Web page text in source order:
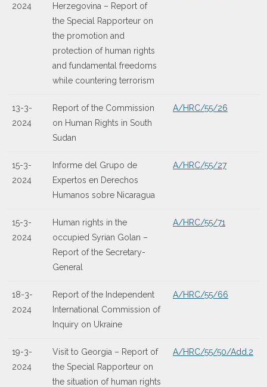
2024
Herzegovina – Report of
the Special Rapporteur on
the promotion and
protection of human rights
and fundamental freedoms
while countering terrorism
13-3-
2024
Report of the Commission
on Human Rights in South
Sudan
A/HRC/55/26
15-3-
2024
Informe del Grupo de
Expertos en Derechos
Humanos sobre Nicaragua
A/HRC/55/27
15-3-
2024
Human rights in the
occupied Syrian Golan –
Report of the Secretary-
General
A/HRC/55/71
18-3-
2024
Report of the Independent
International Commission of
Inquiry on Ukraine
A/HRC/55/66
19-3-
2024
Visit to Georgia – Report of
the Special Rapporteur on
the situation of human rights
A/HRC/55/50/Add.2